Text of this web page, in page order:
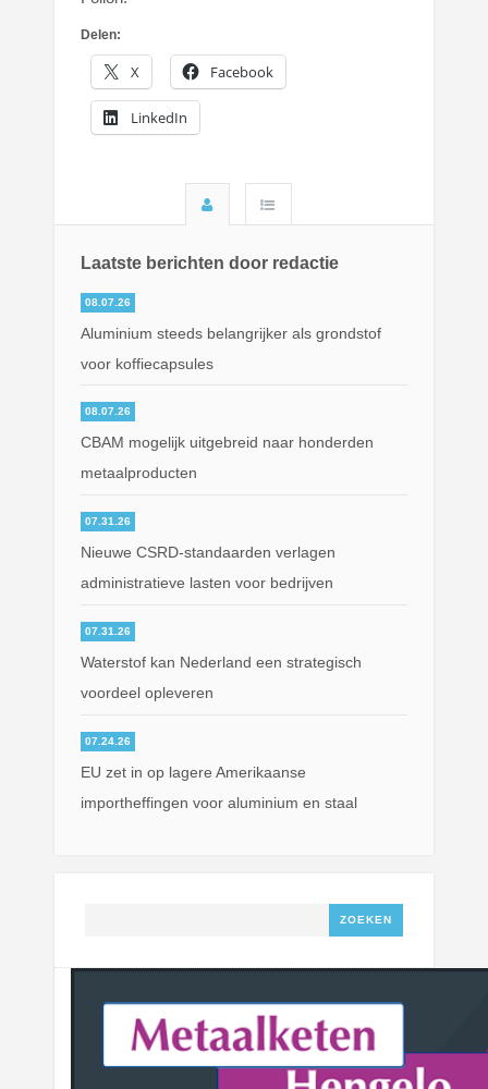
Delen:
X Facebook
LinkedIn
Laatste berichten door redactie
08.07.26
Aluminium steeds belangrijker als grondstof
voor koffiecapsules
08.07.26
CBAM mogelijk uitgebreid naar honderden
metaalproducten
07.31.26
Nieuwe CSRD-standaarden verlagen
administratieve lasten voor bedrijven
07.31.26
Waterstof kan Nederland een strategisch
voordeel opleveren
07.24.26
EU zet in op lagere Amerikaanse
importheffingen voor aluminium en staal